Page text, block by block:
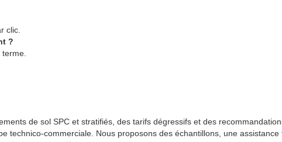
clic.
?
de sol SPC et stratifiés, des tarifs dégressifs et des
technico-commerciale. Nous proposons des échantillons, une assistance